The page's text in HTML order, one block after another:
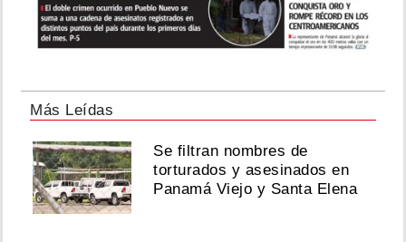
Más Leídas
Se filtran nombres de
torturados y asesinados en
Panamá Viejo y Santa Elena